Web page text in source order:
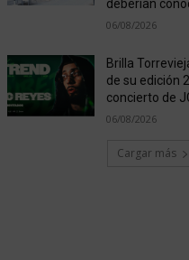
deberían
06/08/2026
Brilla
de su edición
concierto de
06/08/2026
Cargar más